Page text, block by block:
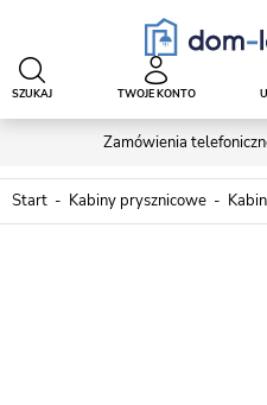
Zamówienia
SZUKAJ TWOJE KONTO
Start Kabiny prysznicowe